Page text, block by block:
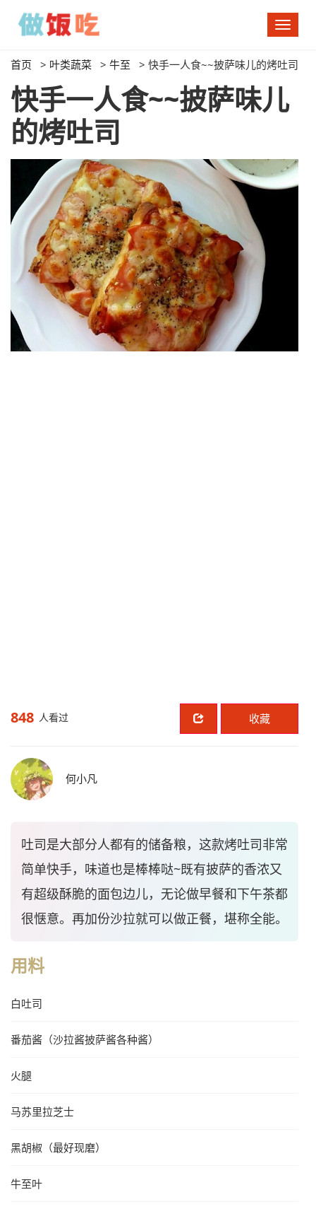
切
换
导
航
首页 > 叶类蔬菜 > 牛至 > 快手一人食~~披萨味儿的烤吐司
快手一人食~~披萨味儿
的烤吐司
848 人看过 收藏
何小凡
吐司是大部分人都有的储备粮，这款烤吐司非常
简单快手，味道也是棒棒哒~既有披萨的香浓又
有超级酥脆的面包边儿，无论做早餐和下午茶都
很惬意。再加份沙拉就可以做正餐，堪称全能。
用料
白吐司
番茄酱（沙拉酱披萨酱各种酱）
火腿
马苏里拉芝士
黑胡椒（最好现磨）
牛至叶